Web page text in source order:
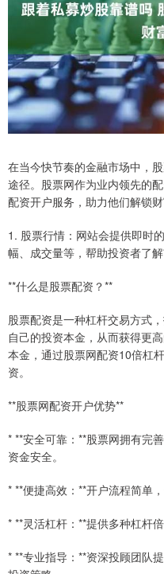
在当今快节奏的金融市场中，
途径。股票网作为业内领先的
配资开户服务，助力他们解锁财
1. 股票行情：网站会提供即时
幅、成交量等，帮助投资者了解
**什么是股票配资？**
股票配资是一种杠杆交易方式
自己的投资本金，从而获得更
本金，通过股票网配资10倍杠
资。
**股票网配资开户优势**
* **安全可靠：**股票网拥有完
资金安全。
* **便捷高效：**开户流程简单
* **灵活杠杆：**提供多种杠杆
* **专业指导：**资深投顾团队